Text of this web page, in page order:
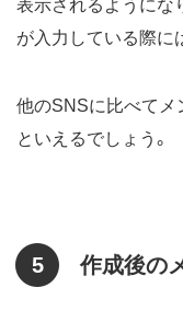
表示されるようにな
が入力している際に
他のSNSに比べてメ
といえるでしょう。
5 作成後の